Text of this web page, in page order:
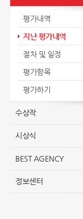
평가내역
지난 평가내역
절차 및 일정
평가항목
평가하기
수상작
시상식
BEST AGENCY
정보센터